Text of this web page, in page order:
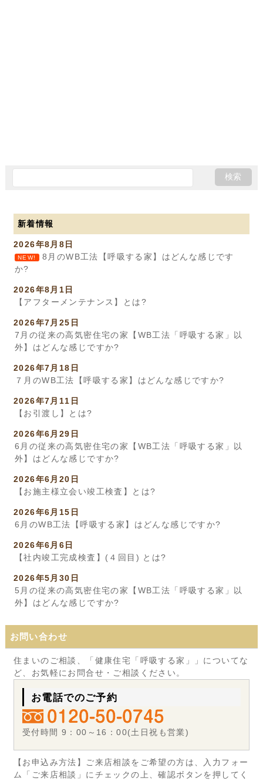
新着情報
2026年8月8日
NEW!
8月のWB工法【呼吸する家】はどんな感じです
か?
2026年8月1日
【アフターメンテナンス】とは?
2026年7月25日
7月の従来の高気密住宅の家【WB工法「呼吸する家」以
外】はどんな感じですか?
2026年7月18日
７月のWB工法【呼吸する家】はどんな感じですか?
2026年7月11日
【お引渡し】とは?
2026年6月29日
6月の従来の高気密住宅の家【WB工法「呼吸する家」以
外】はどんな感じですか?
2026年6月20日
【お施主様立会い竣工検査】とは?
2026年6月15日
6月のWB工法【呼吸する家】はどんな感じですか?
2026年6月6日
【社内竣工完成検査】(４回目) とは?
2026年5月30日
5月の従来の高気密住宅の家【WB工法「呼吸する家」以
外】はどんな感じですか?
お問い合わせ
住まいのご相談、「健康住宅「呼吸する家」」についてな
ど、お気軽にお問合せ・ご相談ください。
お電話でのご予約
受付時間 9：00～16：00(土日祝も営業)
【お申込み方法】ご来店相談をご希望の方は、入力フォー
ム「ご来店相談」にチェックの上、確認ボタンを押してく